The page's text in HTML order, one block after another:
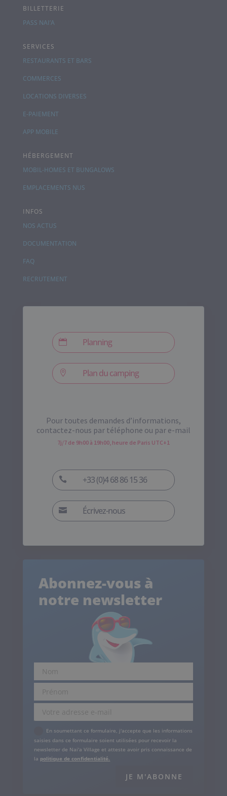
BILLETTERIE
PASS NAI’A
SERVICES
RESTAURANTS ET BARS
COMMERCES
LOCATIONS DIVERSES
E-PAIEMENT
APP MOBILE
HÉBERGEMENT
MOBIL-HOMES ET BUNGALOWS
EMPLACEMENTS NUS
INFOS
NOS ACTUS
DOCUMENTATION
FAQ
RECRUTEMENT
 Planning
 Plan du camping
Pour toutes demandes d’informations,
contactez-nous par téléphone ou par e-mail
7j/7 de 9h00 à 19h00, heure de Paris UTC+1
 +33 (0)4 68 86 15 36
 Écrivez-nous
Abonnez-vous à
notre newsletter
En soumettant ce formulaire, j'accepte que les informations
saisies dans ce formulaire soient utilisées pour recevoir la
newsletter de Nai'a Village et atteste avoir pris connaissance de
la politique de confidentialité.
JE M'ABONNE